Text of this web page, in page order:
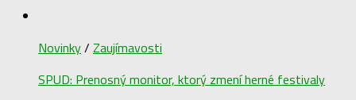
Novinky/ Zaujímavosti
SPUD: Prenosný monitor, ktorý zmení herné festivaly